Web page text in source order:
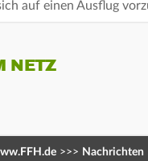
auf einen Ausflug
NETZ
>>> Nachrichten